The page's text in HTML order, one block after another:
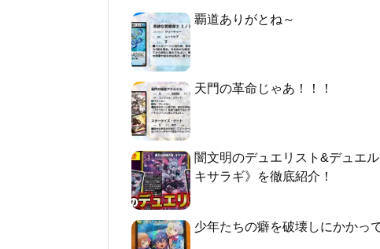
覇道ありがとね～
天門の革命じゃあ！！！
闇文明のデュエリスト&デュエ
キサラギ》を徹底紹介！
少年たちの癖を破壊しにかかっ